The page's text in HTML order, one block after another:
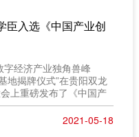
臣入选《中国产业创
经济产业独角兽峰
地揭牌仪式”在贵阳双龙
上重磅发布了《中国产
，红圈 CRM 创始人
产业创新百人榜”。
2021-05-18